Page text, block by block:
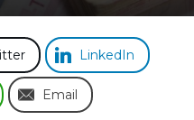
LinkedIn
Email